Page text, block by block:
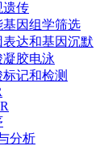
遗传
基因组学筛选
表达和基因沉默
凝胶电泳
记和检测
分析